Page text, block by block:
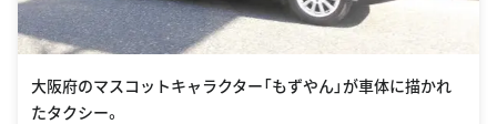
大阪府のマスコットキャラクター「もずやん」が車体に描かれ
たタクシー。